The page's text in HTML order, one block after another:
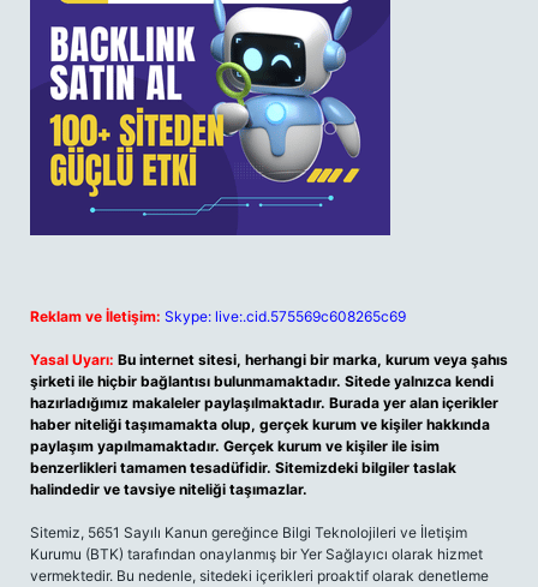
Reklam ve İletişim: Skype: live:.cid.575569c608265c69
Yasal Uyarı: Bu internet sitesi, herhangi bir marka, kurum veya şahıs
şirketi ile hiçbir bağlantısı bulunmamaktadır. Sitede yalnızca kendi
hazırladığımız makaleler paylaşılmaktadır. Burada yer alan içerikler
haber niteliği taşımamakta olup, gerçek kurum ve kişiler hakkında
paylaşım yapılmamaktadır. Gerçek kurum ve kişiler ile isim
benzerlikleri tamamen tesadüfidir. Sitemizdeki bilgiler taslak
halindedir ve tavsiye niteliği taşımazlar.
Sitemiz, 5651 Sayılı Kanun gereğince Bilgi Teknolojileri ve İletişim
Kurumu (BTK) tarafından onaylanmış bir Yer Sağlayıcı olarak hizmet
vermektedir. Bu nedenle, sitedeki içerikleri proaktif olarak denetleme